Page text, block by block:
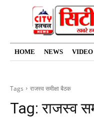
HOME NEWS VIDEO
Tags राजस्व समीक्षा बैठक
Tag:राजस्व